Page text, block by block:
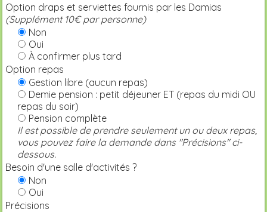
Option draps et serviettes fournis par les Damias
(Supplément 10€ par personne)
Non
Oui
À confirmer plus tard
Option repas
Gestion libre (aucun repas)
Demie pension : petit déjeuner ET (repas du midi OU
repas du soir)
Pension complète
Il est possible de prendre seulement un ou deux repas,
vous pouvez faire la demande dans "Précisions" ci-
dessous.
Besoin d'une salle d'activités ?
Non
Oui
Précisions